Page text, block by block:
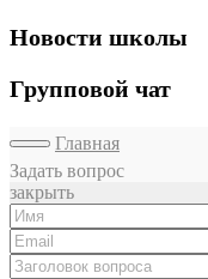
Новости школы
Групповой чат
Главная
Задать вопрос
закрыть